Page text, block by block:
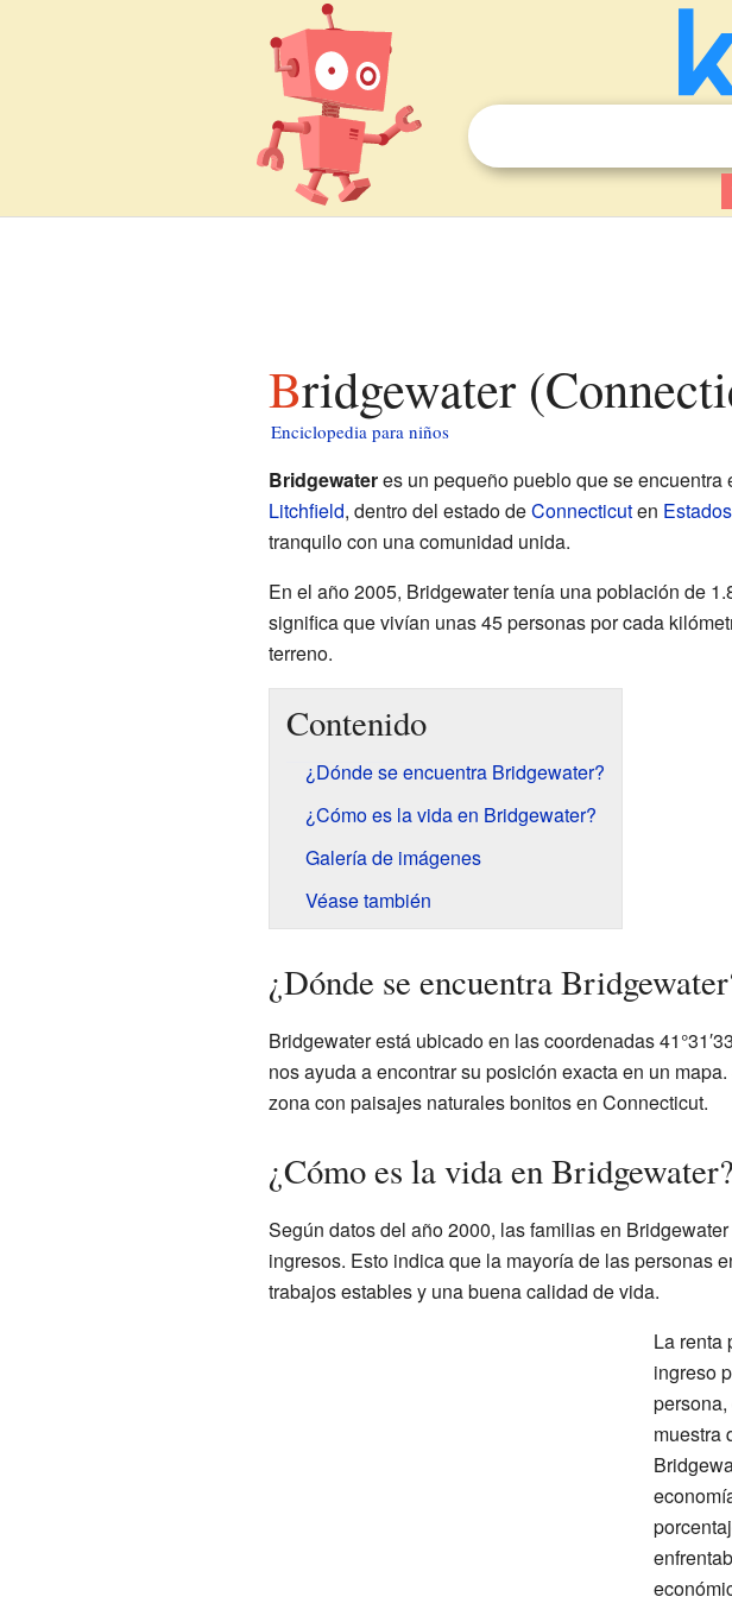
Bridgewater
Enciclopedia para niños
Bridgewateres un pequeño pueblo que se encuentra
Litchfield, dentro del estado deConnecticuten
tranquilo con una comunidad unida.
En el año 2005, Bridgewater tenía una población de
significa que vivían unas 45 personas por cada
terreno.
Contenido
¿Dónde se encuentra Bridgewater?
¿Cómo es la vida en Bridgewater?
Galería de imágenes
Véase también
¿Dónde se encuentra
Bridgewater está ubicado en las coordenadas
nos ayuda a encontrar su posición exacta en un
zona con paisajes naturales bonitos en Connecticut.
¿Cómo es la vida en Bridgewater?
Según datos del año 2000, las familias en
ingresos. Esto indica que la mayoría de las personas
trabajos estables y una buena calidad de vida.
La renta
ingreso
muestra